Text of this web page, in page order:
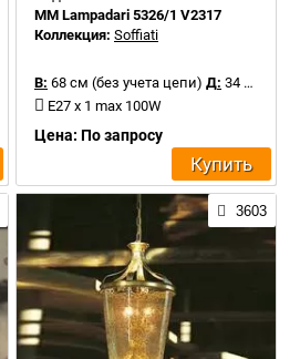
MM Lampadari 5326/1 V2317
Коллекция: Soffiati
В: 68 см (без учета цепи) Д: 34 см
E27 x 1 max 100W
Цена: По запросу
Купить
3603